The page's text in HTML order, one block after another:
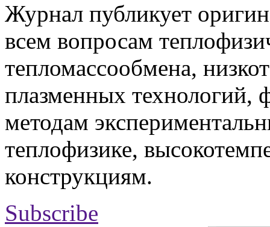
Журнал публикует
всем вопросам
тепломассообмена,
плазменных технологий,
методам
теплофизике,
конструкциям.
Subscribe